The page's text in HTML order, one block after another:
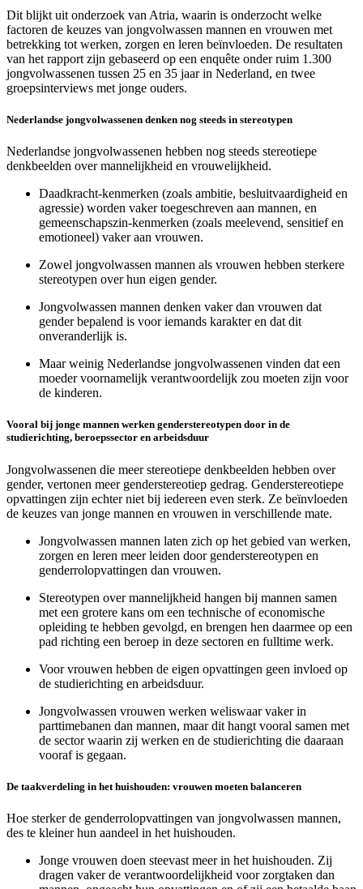
Dit blijkt uit onderzoek van Atria, waarin is onderzocht welke
factoren de keuzes van jongvolwassen mannen en vrouwen met
betrekking tot werken, zorgen en leren beïnvloeden. De resultaten
van het rapport zijn gebaseerd op een enquête onder ruim 1.300
jongvolwassenen tussen 25 en 35 jaar in Nederland, en twee
groepsinterviews met jonge ouders.
Nederlandse jongvolwassenen denken nog steeds in stereotypen
Nederlandse jongvolwassenen hebben nog steeds stereotiepe
denkbeelden over mannelijkheid en vrouwelijkheid.
Daadkracht-kenmerken (zoals ambitie, besluitvaardigheid en
agressie) worden vaker toegeschreven aan mannen, en
gemeenschapszin-kenmerken (zoals meelevend, sensitief en
emotioneel) vaker aan vrouwen.
Zowel jongvolwassen mannen als vrouwen hebben sterkere
stereotypen over hun eigen gender.
Jongvolwassen mannen denken vaker dan vrouwen dat
gender bepalend is voor iemands karakter en dat dit
onveranderlijk is.
Maar weinig Nederlandse jongvolwassenen vinden dat een
moeder voornamelijk verantwoordelijk zou moeten zijn voor
de kinderen.
Vooral bij jonge mannen werken genderstereotypen door in de
studierichting, beroepssector en arbeidsduur
Jongvolwassenen die meer stereotiepe denkbeelden hebben over
gender, vertonen meer genderstereotiep gedrag. Genderstereotiepe
opvattingen zijn echter niet bij iedereen even sterk. Ze beïnvloeden
de keuzes van jonge mannen en vrouwen in verschillende mate.
Jongvolwassen mannen laten zich op het gebied van werken,
zorgen en leren meer leiden door genderstereotypen en
genderrolopvattingen dan vrouwen.
Stereotypen over mannelijkheid hangen bij mannen samen
met een grotere kans om een technische of economische
opleiding te hebben gevolgd, en brengen hen daarmee op een
pad richting een beroep in deze sectoren en fulltime werk.
Voor vrouwen hebben de eigen opvattingen geen invloed op
de studierichting en arbeidsduur.
Jongvolwassen vrouwen werken weliswaar vaker in
parttimebanen dan mannen, maar dit hangt vooral samen met
de sector waarin zij werken en de studierichting die daaraan
vooraf is gegaan.
De taakverdeling in het huishouden: vrouwen moeten balanceren
Hoe sterker de genderrolopvattingen van jongvolwassen mannen,
des te kleiner hun aandeel in het huishouden.
Jonge vrouwen doen steevast meer in het huishouden. Zij
dragen vaker de verantwoordelijkheid voor zorgtaken dan